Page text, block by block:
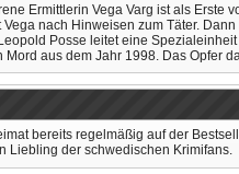
Ermittlerin Vega Varg ist als Erste
nach Hinweisen zum Täter.
Posse leitet eine
aus dem Jahr 1998. Das Opfer
bereits regelmäßig auf der
Liebling der schwedischen Krimifans.